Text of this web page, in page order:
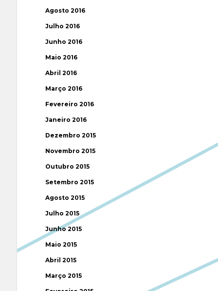
Agosto 2016
Julho 2016
Junho 2016
Maio 2016
Abril 2016
Março 2016
Fevereiro 2016
Janeiro 2016
Dezembro 2015
Novembro 2015
Outubro 2015
Setembro 2015
Agosto 2015
Julho 2015
Junho 2015
Maio 2015
Abril 2015
Março 2015